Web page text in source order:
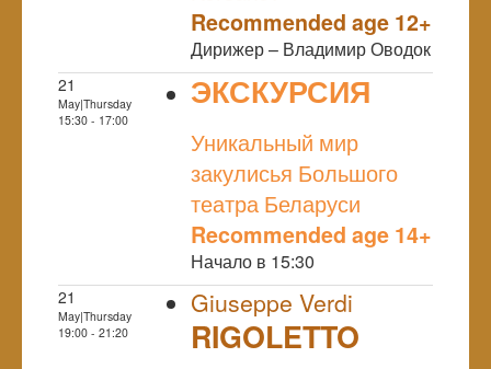
Recommended age 12+
Дирижер – Владимир Оводок
21
May|Thursday
15:30 - 17:00
ЭКСКУРСИЯ
Уникальный мир
закулисья Большого
театра Беларуси
Recommended age 14+
Начало в 15:30
21
May|Thursday
19:00 - 21:20
Giuseppe Verdi
RIGOLETTO